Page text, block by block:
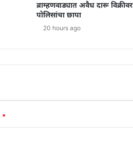
ब्राम्हणवाड्यात अवैध दारू विक्रीवर
पोलिसांचा छापा
20 hours ago
*